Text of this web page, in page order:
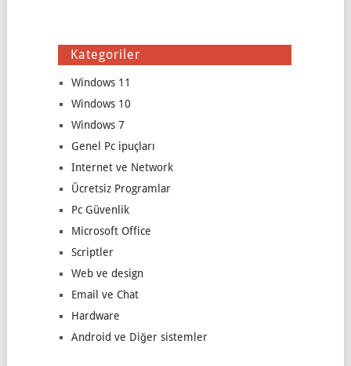
Kategoriler
Windows 11
Windows 10
Windows 7
Genel Pc ipuçları
Internet ve Network
Ücretsiz Programlar
Pc Güvenlik
Microsoft Office
Scriptler
Web ve design
Email ve Chat
Hardware
Android ve Diğer sistemler